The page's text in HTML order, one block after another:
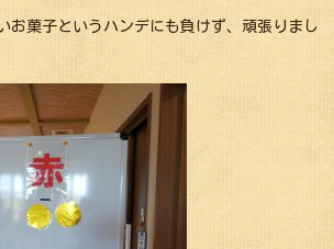
お菓子というハンデにも負けず、頑張りまし